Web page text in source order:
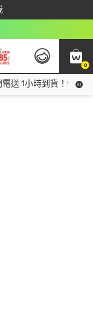
0
送 1小時到貨！領神